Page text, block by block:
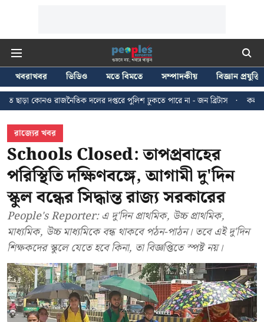
খবরাখবর ভিডিও মতে বিমতে সম্পাদকীয়
বিজ্ঞান প্রযুক্তি
দলের দপ্তরে পুলিশ ঢুকতে পারে না - জন ব্রিটাস
কলকাতায় ২৪ জুলাইয়ের
রাজ্যের খবর
Schools Closed: তাপপ্রবাহের
পরিস্থিতি দক্ষিণবঙ্গে, আগামী দু'দিন
স্কুল বন্ধের সিদ্ধান্ত রাজ্য সরকারের
People's Reporter: এ দু'দিন প্রাথমিক, উচ্চ প্রাথমিক,
মাধ্যমিক, উচ্চ মাধ্যমিকে বন্ধ থাকবে পঠন-পাঠন। তবে এই দু'দিন
শিক্ষকদের স্কুলে যেতে হবে কিনা, তা বিজ্ঞপ্তিতে স্পষ্ট নয়।